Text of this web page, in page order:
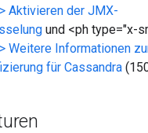
Aktivieren der JMX-
und <ph type="x-
Weitere Informationen
für Cassandra